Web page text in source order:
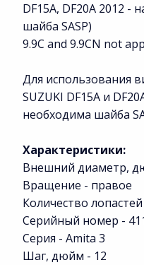
DF15A, DF20A 2012 -
шайба SASP)
9.9C and 9.9CN not
Для использования
SUZUKI DF15A и
необходима шайба
Характеристики:
Внешний диаметр,
Вращение - правое
Количество
Серийный номер -
Серия - Amita 3
Шаг, дюйм - 12